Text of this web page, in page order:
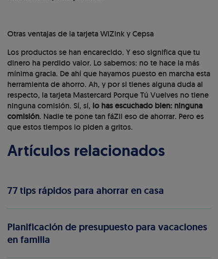
Otras ventajas de la tarjeta WiZink y Cepsa
Los productos se han encarecido. Y eso significa que tu
dinero ha perdido valor. Lo sabemos: no te hace la más
mínima gracia. De ahí que hayamos puesto en marcha esta
herramienta de ahorro. Ah, y por si tienes alguna duda al
respecto, la tarjeta Mastercard Porque Tú Vuelves no tiene
ninguna comisión. Sí, sí, lo has escuchado bien: ninguna
comisión. Nadie te pone tan fáZil eso de ahorrar. Pero es
que estos tiempos lo piden a gritos.
Artículos relacionados
77 tips rápidos para ahorrar en casa
Planificación de presupuesto para vacaciones
en familia